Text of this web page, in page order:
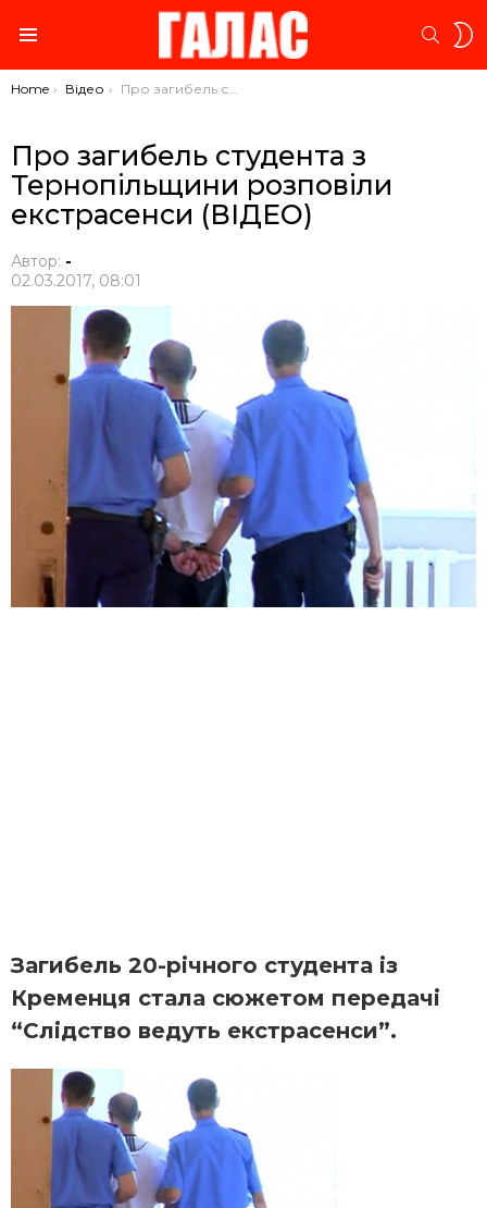
You are here:
Home Відео Про загибель студента з Тернопільщини розповіли екстрасенси (ВІДЕО)
Про загибель студента з
Тернопільщини розповіли
екстрасенси (ВІДЕО)
Автор: -
02.03.2017, 08:01
Загибель 20-річного студента із
Кременця стала сюжетом передачі
“Слідство ведуть екстрасенси”.